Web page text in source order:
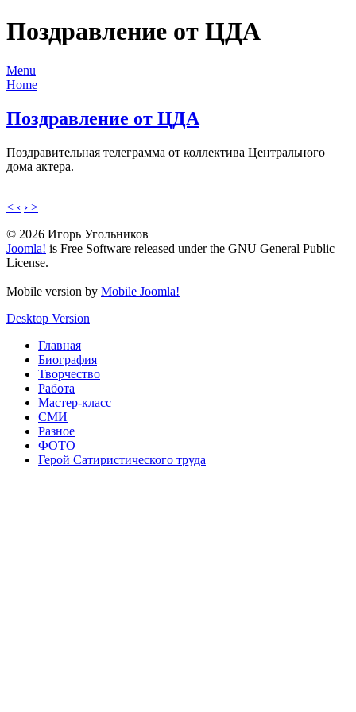
Поздравление от ЦДА
Menu
Home
Поздравление от ЦДА
Поздравительная телеграмма от коллектива Центрального
дома актера.
< ‹ › >
© 2026 Игорь Угольников
Joomla! is Free Software released under the GNU General Public
License.
Mobile version by Mobile Joomla!
Desktop Version
Главная
Биография
Творчество
Работа
Мастер-класс
СМИ
Разное
ФОТО
Герой Сатиристического труда